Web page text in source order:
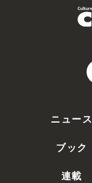
ニュース
ブック
連載